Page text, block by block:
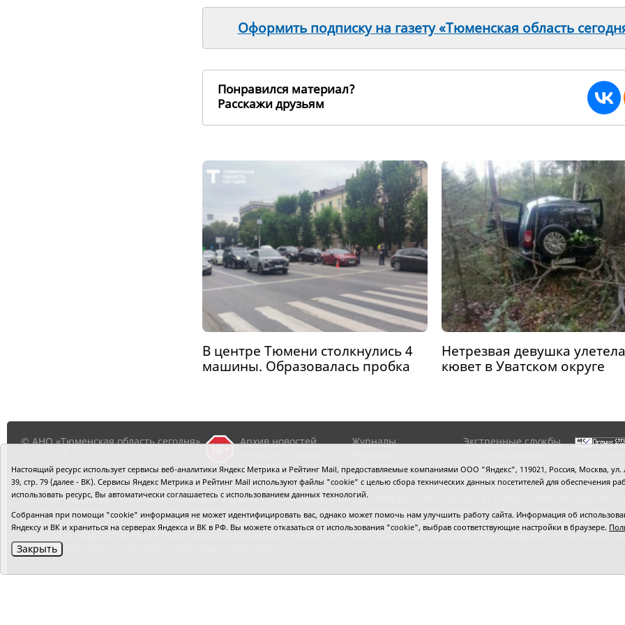
Оформить подписку на газету «Тюменская область
Понравился материал?
Расскажи друзьям
В центре Тюмени столкнулись 4
машины. Образовалась пробка
Нетрезвая девушка
кювет в Уватском округе
© АНО «Тюменская область сегодня»,
Архив новостей
районов ТО
Журналы
RSS поток
Экстренные службы
Сведения об
организации
выделите
нажмите
Главный редактор Рябков А.В. Редакция: 625002, Тюмень, Осипенко, 81,
Адрес для писем: 625000, Россия, Тюмень, Почтамт, а/я 371. Для пресс-релизов: tumentoday@obl72.ru. Отдел писем: тел.
Регистрация СМИ: Сетевое издание «Интернет-газета «Тюменская область сегодня», свидетельство о регистрации СМИ
службой по надзору в сфере связи, информационных технологий и массовых коммуникаций (Роскомнадзор). Учредитель:
«Тюменская область сегодня».
Настоящий ресурс использует сервисы веб-аналитики Яндекс Метрика и Рейтинг Mail, предоставляемые компаниями ООО "Яндекс", 119021, Россия, Москва,
39, стр. 79 (далее - ВК). Сервисы Яндекс Метрика и Рейтинг Mail используют файлы "cookie" с целью сбора технических данных посетителей для обеспечения
использовать ресурс, Вы автоматически соглашаетесь с использованием данных технологий.
Собранная при помощи "cookie" информация не может идентифицировать вас, однако может помочь нам улучшить работу сайта. Информация об
Яндексу и ВК и храниться на серверах Яндекса и ВК в РФ. Вы можете отказаться от использования "cookie", выбрав соответствующие настройки в браузере.
Закрыть